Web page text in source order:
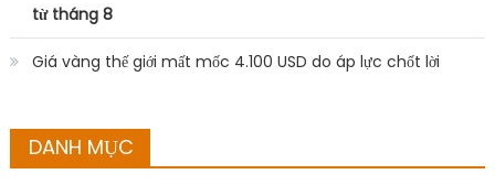
từ tháng 8
Giá vàng thế giới mất mốc 4.100 USD do áp lực chốt lời
DANH MỤC